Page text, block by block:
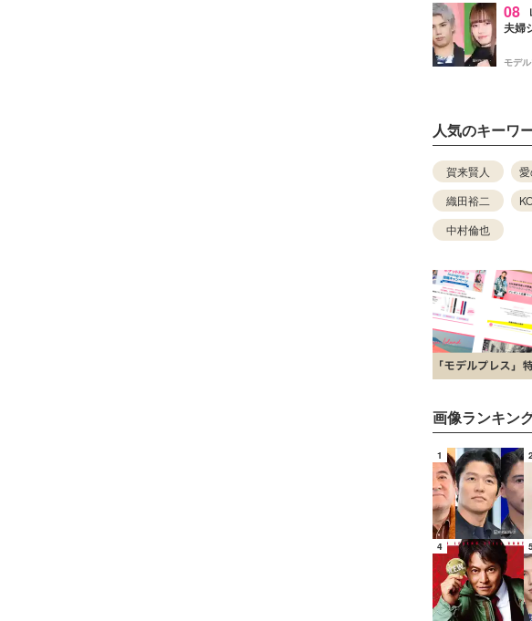
08
夫婦
モデ
人気のキーワ
賀来賢人
織田裕二
中村倫也
画像ランキン
1 2
4 5